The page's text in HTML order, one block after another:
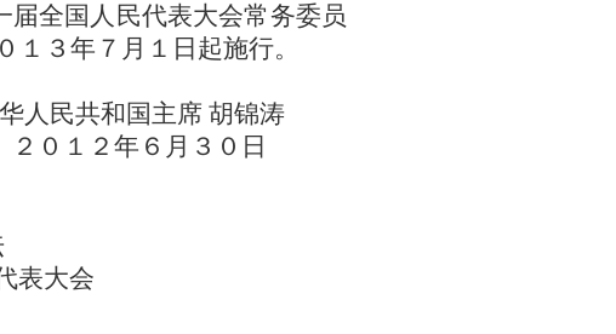
届全国人民代表大会常务委员
３年７月１日起施行。
席 胡锦涛
月３０日
表大会